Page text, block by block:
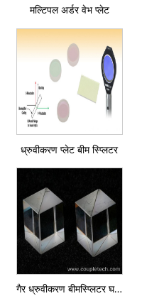
मल्टिपल अर्डर वेभ प्लेट
ध्रुवीकरण प्लेट बीम स्प्लिटर
गैर ध्रुवीकरण बीमस्प्लिटर घन (NPBS घन)